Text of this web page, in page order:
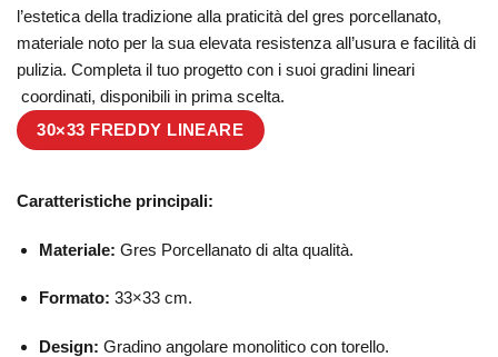
l’estetica della tradizione alla praticità del gres porcellanato,
materiale noto per la sua elevata resistenza all’usura e facilità di
pulizia. Completa il tuo progetto con i suoi gradini lineari
coordinati, disponibili in prima scelta.
30×33 FREDDY LINEARE
Caratteristiche principali:
Materiale: Gres Porcellanato di alta qualità.
Formato: 33×33 cm.
Design: Gradino angolare monolitico con torello.